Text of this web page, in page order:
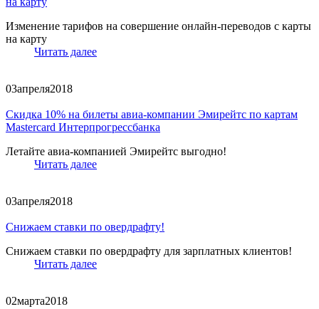
Изменение тарифов на совершение онлайн-переводов с карты
на карту
Читать далее
03апреля2018
Скидка 10% на билеты авиа-компании Эмирейтс по картам
Mastercard Интерпрогрессбанка
Летайте авиа-компанией Эмирейтс выгодно!
Читать далее
03апреля2018
Снижаем ставки по овердрафту!
Снижаем ставки по овердрафту для зарплатных клиентов!
Читать далее
02марта2018